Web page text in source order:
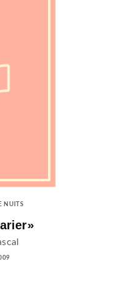
NUITS